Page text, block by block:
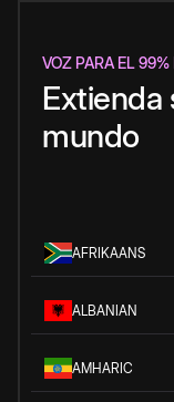
VOZ PARA EL
Extienda
mundo
AFRIKAANS
ALBANIAN
AMHARIC